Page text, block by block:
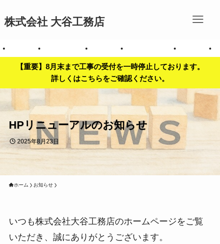
株式会社 大谷工務店
会社案内 お問い合わせ 事業内容 対応エリア一覧 施工事例
【重要】8月末まで工事の受付を一時停止しております。
詳しくはこちらをご確認ください。
HPリニューアルのお知らせ
2025年8月23日
ホーム お知らせ
いつも株式会社大谷工務店のホームページをご覧
いただき、誠にありがとうございます。